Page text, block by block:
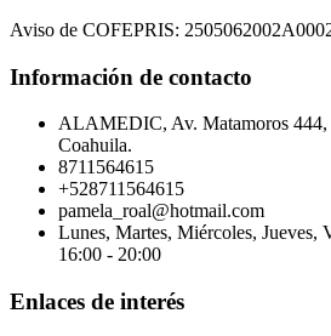
Aviso de COFEPRIS:
Información de contacto
ALAMEDIC, Av. Matamoros 444,
Coahuila.
8711564615
+528711564615
pamela_roal@hotmail.com
Lunes, Martes, Miércoles, Jueves,
16:00 - 20:00
Enlaces de interés